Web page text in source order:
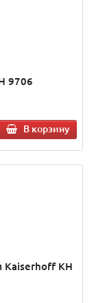
9706
В корзину
Kaiserhoff KH